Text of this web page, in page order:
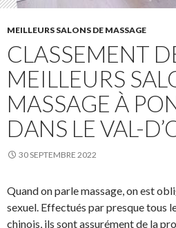
MEILLEURS SALONS DE MASSAGE
CLASSEMENT
MEILLEURS
MASSAGE À
DANS LE VAL-
30 SEPTEMBRE 2022
Quand on parle massage, on est
sexuel. Effectués par presque tous
chinois, ils sont assurément de la